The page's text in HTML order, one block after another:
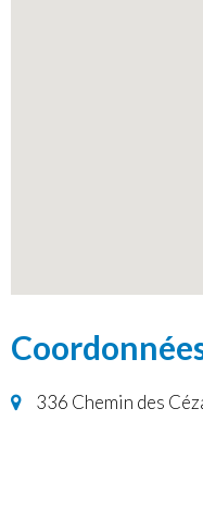
336 Chemin des